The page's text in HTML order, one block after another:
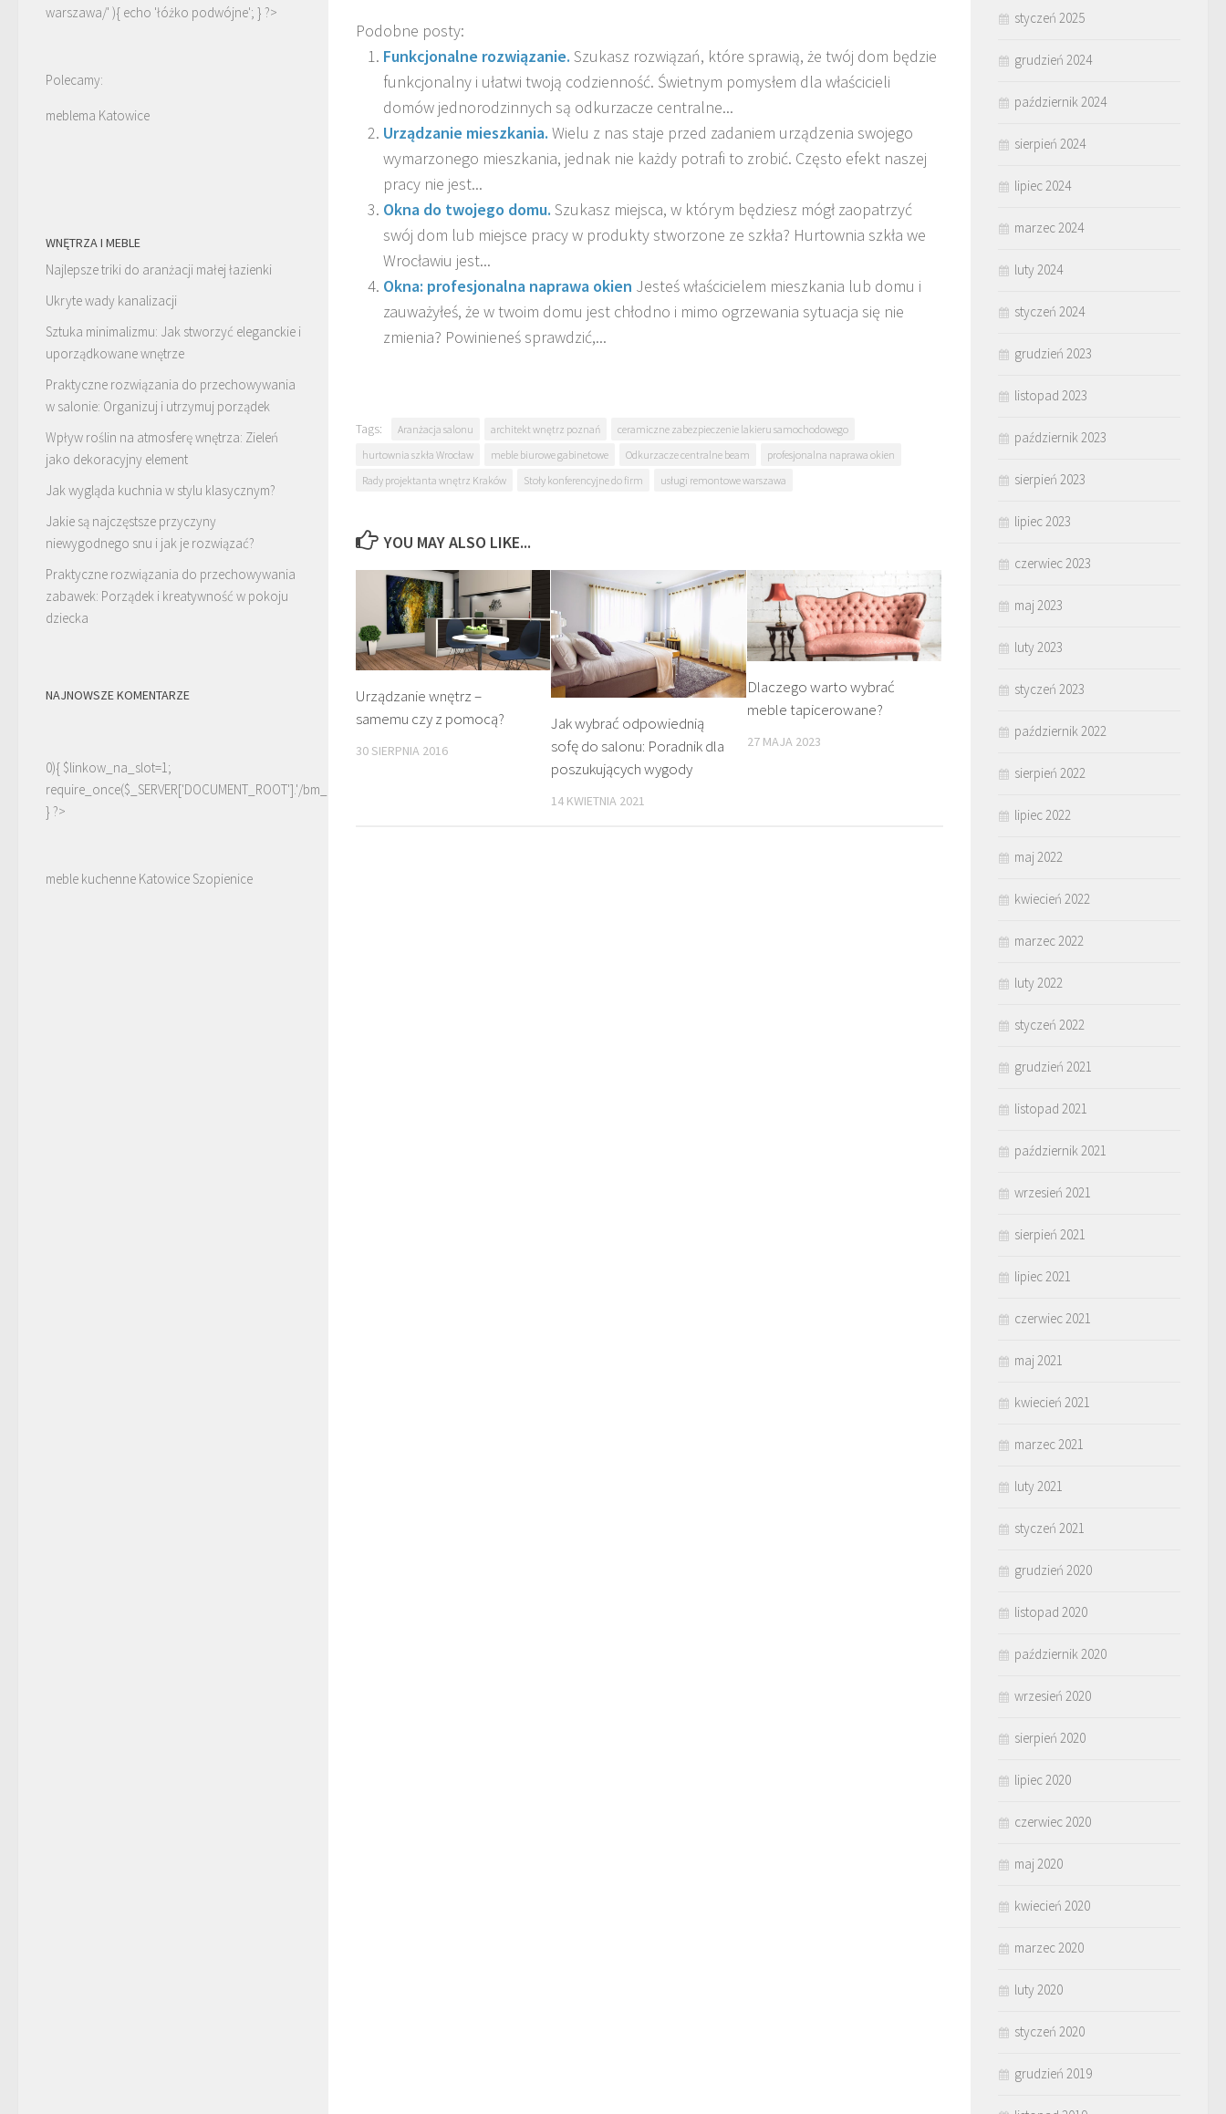
Podobne posty:
Funkcjonalne rozwiązanie. Szukasz rozwiązań, które sprawią, że twój dom będzie
funkcjonalny i ułatwi twoją codzienność. Świetnym pomysłem dla właścicieli
domów jednorodzinnych są odkurzacze centralne...
Urządzanie mieszkania. Wielu z nas staje przed zadaniem urządzenia swojego
wymarzonego mieszkania, jednak nie każdy potrafi to zrobić. Często efekt naszej
pracy nie jest...
Okna do twojego domu. Szukasz miejsca, w którym będziesz mógł zaopatrzyć
swój dom lub miejsce pracy w produkty stworzone ze szkła? Hurtownia szkła we
Wrocławiu jest...
Okna: profesjonalna naprawa okien Jesteś właścicielem mieszkania lub domu i
zauważyłeś, że w twoim domu jest chłodno i mimo ogrzewania sytuacja się nie
zmienia? Powinieneś sprawdzić,...
Tags: Aranżacja salonu architekt wnętrz poznań
ceramiczne zabezpieczenie lakieru samochodowego
hurtownia szkła Wrocław
meble biurowe gabinetowe Odkurzacze centralne beam
profesjonalna naprawa okien
Rady projektanta wnętrz Kraków
Stoły konferencyjne do firm usługi remontowe warszawa
YOU MAY ALSO LIKE...
Urządzanie wnętrz –
samemu czy z pomocą?
30 SIERPNIA 2016
Jak wybrać odpowiednią
sofę do salonu: Poradnik dla
poszukujących wygody
14 KWIETNIA 2021
Dlaczego warto wybrać
meble tapicerowane?
27 MAJA 2023
warszawa/' ){ echo 'łóżko podwójne'; } ?>
Polecamy:
meblema Katowice
WNĘTRZA I MEBLE
Najlepsze triki do aranżacji małej łazienki
Ukryte wady kanalizacji
Sztuka minimalizmu: Jak stworzyć eleganckie i
uporządkowane wnętrze
Praktyczne rozwiązania do przechowywania
w salonie: Organizuj i utrzymuj porządek
Wpływ roślin na atmosferę wnętrza: Zieleń
jako dekoracyjny element
Jak wygląda kuchnia w stylu klasycznym?
Jakie są najczęstsze przyczyny
niewygodnego snu i jak je rozwiązać?
Praktyczne rozwiązania do przechowywania
zabawek: Porządek i kreatywność w pokoju
dziecka
NAJNOWSZE KOMENTARZE
0){ $linkow_na_slot=1;
require_once($_SERVER['DOCUMENT_ROOT'].'/bm_linki.php');
} ?>
meble kuchenne Katowice Szopienice
styczeń 2025
grudzień 2024
październik 2024
sierpień 2024
lipiec 2024
marzec 2024
luty 2024
styczeń 2024
grudzień 2023
listopad 2023
październik 2023
sierpień 2023
lipiec 2023
czerwiec 2023
maj 2023
luty 2023
styczeń 2023
październik 2022
sierpień 2022
lipiec 2022
maj 2022
kwiecień 2022
marzec 2022
luty 2022
styczeń 2022
grudzień 2021
listopad 2021
październik 2021
wrzesień 2021
sierpień 2021
lipiec 2021
czerwiec 2021
maj 2021
kwiecień 2021
marzec 2021
luty 2021
styczeń 2021
grudzień 2020
listopad 2020
październik 2020
wrzesień 2020
sierpień 2020
lipiec 2020
czerwiec 2020
maj 2020
kwiecień 2020
marzec 2020
luty 2020
styczeń 2020
grudzień 2019